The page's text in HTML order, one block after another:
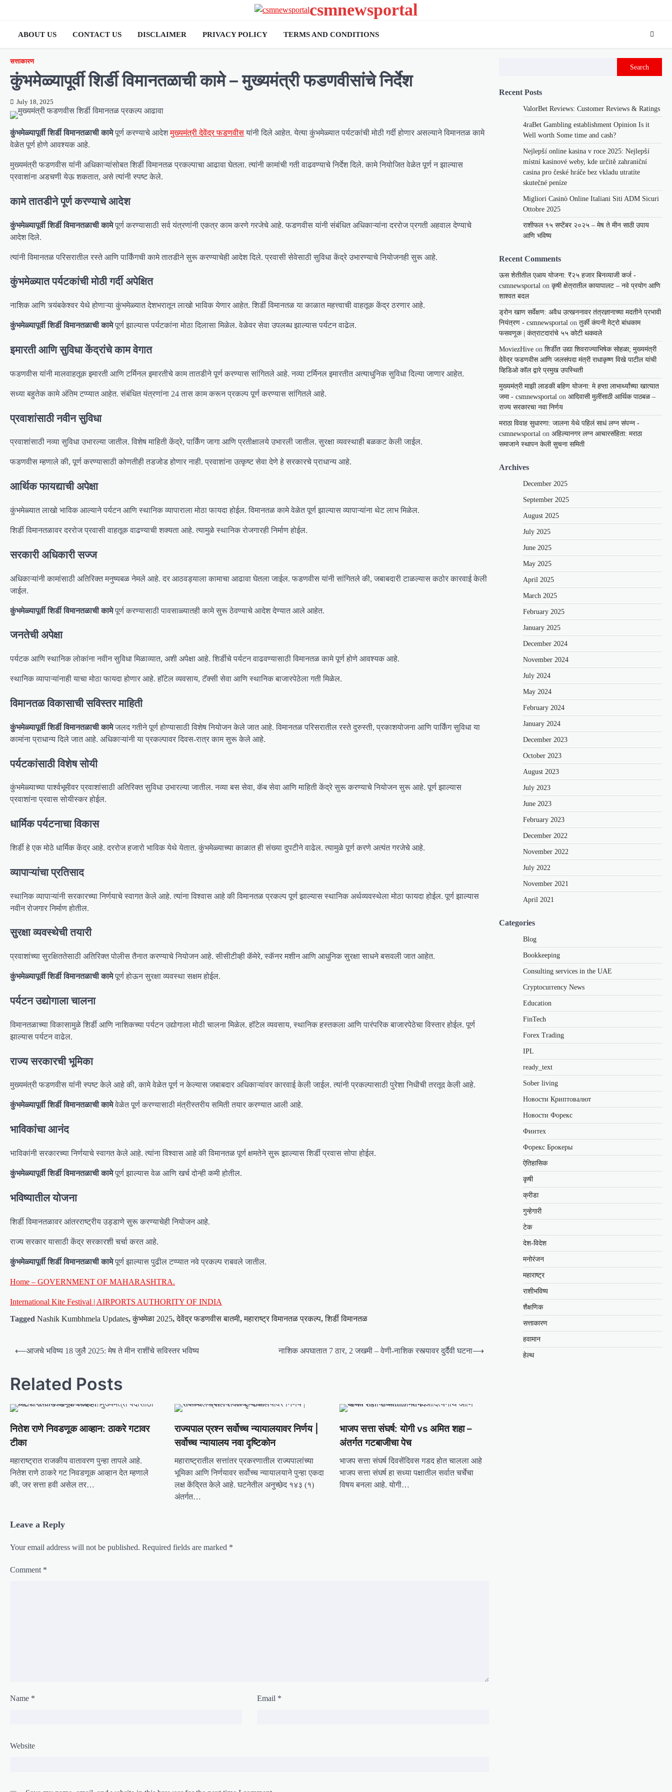
csmnewsportal
ABOUT US CONTACT US DISCLAIMER PRIVACY POLICY TERMS AND CONDITIONS
सत्ताकारण
कुंभमेळ्यापूर्वी शिर्डी विमानतळाची कामे – मुख्यमंत्री फडणवीसांचे निर्देश
July 18, 2025
कुंभमेळ्यापूर्वी शिर्डी विमानतळाची कामेपूर्ण करण्याचे आदेशमुख्यमंत्री देवेंद्र फडणवीसयांनी दिले आहेत. येत्या कुंभमेळ्यात पर्यटकांची मोठी गर्दी होणार असल्याने विमानतळ कामे
वेळेत पूर्ण होणे आवश्यक आहे.
मुख्यमंत्री फडणवीस यांनी अधिकाऱ्यांसोबत शिर्डी विमानतळ प्रकल्पाचा आढावा घेतला. त्यांनी कामांची गती वाढवण्याचे निर्देश दिले. कामे नियोजित वेळेत पूर्ण न झाल्यास
प्रवाशांना अडचणी येऊ शकतात, असे त्यांनी स्पष्ट केले.
कामे तातडीने पूर्ण करण्याचे आदेश
कुंभमेळ्यापूर्वी शिर्डी विमानतळाची कामेपूर्ण करण्यासाठी सर्व यंत्रणांनी एकत्र काम करणे गरजेचे आहे. फडणवीस यांनी संबंधित अधिकाऱ्यांना दररोज प्रगती अहवाल देण्याचे
आदेश दिले.
त्यांनी विमानतळ परिसरातील रस्ते आणि पार्किंगची कामे तातडीने सुरू करण्याचेही आदेश दिले. प्रवासी सेवेसाठी सुविधा केंद्रे उभारण्याचे नियोजनही सुरू आहे.
कुंभमेळ्यात पर्यटकांची मोठी गर्दी अपेक्षित
नाशिक आणि त्र्यंबकेश्वर येथे होणाऱ्या कुंभमेळ्यात देशभरातून लाखो भाविक येणार आहेत. शिर्डी विमानतळ या काळात महत्त्वाची वाहतूक केंद्र ठरणार आहे.
कुंभमेळ्यापूर्वी शिर्डी विमानतळाची कामेपूर्ण झाल्यास पर्यटकांना मोठा दिलासा मिळेल. वेळेवर सेवा उपलब्ध झाल्यास पर्यटन वाढेल.
इमारती आणि सुविधा केंद्रांचे काम वेगात
फडणवीस यांनी मालवाहतूक इमारती आणि टर्मिनल इमारतीचे काम तातडीने पूर्ण करण्यास सांगितले आहे. नव्या टर्मिनल इमारतीत अत्याधुनिक सुविधा दिल्या जाणार आहेत.
सध्या बहुतेक कामे अंतिम टप्प्यात आहेत. संबंधित यंत्रणांना 24 तास काम करून प्रकल्प पूर्ण करण्यास सांगितले आहे.
प्रवाशांसाठी नवीन सुविधा
प्रवाशांसाठी नव्या सुविधा उभारल्या जातील. विशेष माहिती केंद्रे, पार्किंग जागा आणि प्रतीक्षालये उभारली जातील. सुरक्षा व्यवस्थाही बळकट केली जाईल.
फडणवीस म्हणाले की, पूर्ण करण्यासाठी कोणतीही तडजोड होणार नाही. प्रवाशांना उत्कृष्ट सेवा देणे हे सरकारचे प्राधान्य आहे.
आर्थिक फायद्याची अपेक्षा
कुंभमेळ्यात लाखो भाविक आल्याने पर्यटन आणि स्थानिक व्यापाराला मोठा फायदा होईल. विमानतळ कामे वेळेत पूर्ण झाल्यास व्यापाऱ्यांना थेट लाभ मिळेल.
शिर्डी विमानतळावर दररोज प्रवासी वाहतूक वाढण्याची शक्यता आहे. त्यामुळे स्थानिक रोजगारही निर्माण होईल.
सरकारी अधिकारी सज्ज
अधिकाऱ्यांनी कामांसाठी अतिरिक्त मनुष्यबळ नेमले आहे. दर आठवड्याला कामाचा आढावा घेतला जाईल. फडणवीस यांनी सांगितले की, जबाबदारी टाळल्यास कठोर कारवाई केली
जाईल.
कुंभमेळ्यापूर्वी शिर्डी विमानतळाची कामेपूर्ण करण्यासाठी पावसाळ्यातही कामे सुरू ठेवण्याचे आदेश देण्यात आले आहेत.
जनतेची अपेक्षा
पर्यटक आणि स्थानिक लोकांना नवीन सुविधा मिळाव्यात, अशी अपेक्षा आहे. शिर्डीचे पर्यटन वाढवण्यासाठी विमानतळ कामे पूर्ण होणे आवश्यक आहे.
स्थानिक व्यापाऱ्यांनाही याचा मोठा फायदा होणार आहे. हॉटेल व्यवसाय, टॅक्सी सेवा आणि स्थानिक बाजारपेठेला गती मिळेल.
विमानतळ विकासाची सविस्तर माहिती
कुंभमेळ्यापूर्वी शिर्डी विमानतळाची कामेजलद गतीने पूर्ण होण्यासाठी विशेष नियोजन केले जात आहे. विमानतळ परिसरातील रस्ते दुरुस्ती, प्रकाशयोजना आणि पार्किंग सुविधा या
कामांना प्राधान्य दिले जात आहे. अधिकाऱ्यांनी या प्रकल्पावर दिवस-रात्र काम सुरू केले आहे.
पर्यटकांसाठी विशेष सोयी
कुंभमेळ्याच्या पार्श्वभूमीवर प्रवाशांसाठी अतिरिक्त सुविधा उभारल्या जातील. नव्या बस सेवा, कॅब सेवा आणि माहिती केंद्रे सुरू करण्याचे नियोजन सुरू आहे. पूर्ण झाल्यास
प्रवाशांना प्रवास सोयीस्कर होईल.
धार्मिक पर्यटनाचा विकास
शिर्डी हे एक मोठे धार्मिक केंद्र आहे. दररोज हजारो भाविक येथे येतात. कुंभमेळ्याच्या काळात ही संख्या दुपटीने वाढेल. त्यामुळे पूर्ण करणे अत्यंत गरजेचे आहे.
व्यापाऱ्यांचा प्रतिसाद
स्थानिक व्यापाऱ्यांनी सरकारच्या निर्णयाचे स्वागत केले आहे. त्यांना विश्वास आहे की विमानतळ प्रकल्प पूर्ण झाल्यास स्थानिक अर्थव्यवस्थेला मोठा फायदा होईल. पूर्ण झाल्यास
नवीन रोजगार निर्माण होतील.
सुरक्षा व्यवस्थेची तयारी
प्रवाशांच्या सुरक्षिततेसाठी अतिरिक्त पोलीस तैनात करण्याचे नियोजन आहे. सीसीटीव्ही कॅमेरे, स्कॅनर मशीन आणि आधुनिक सुरक्षा साधने बसवली जात आहेत.
कुंभमेळ्यापूर्वी शिर्डी विमानतळाची कामेपूर्ण होऊन सुरक्षा व्यवस्था सक्षम होईल.
पर्यटन उद्योगाला चालना
विमानतळाच्या विकासामुळे शिर्डी आणि नाशिकच्या पर्यटन उद्योगाला मोठी चालना मिळेल. हॉटेल व्यवसाय, स्थानिक हस्तकला आणि पारंपरिक बाजारपेठेचा विस्तार होईल. पूर्ण
झाल्यास पर्यटन वाढेल.
राज्य सरकारची भूमिका
मुख्यमंत्री फडणवीस यांनी स्पष्ट केले आहे की, कामे वेळेत पूर्ण न केल्यास जबाबदार अधिकाऱ्यांवर कारवाई केली जाईल. त्यांनी प्रकल्पासाठी पुरेशा निधीची तरतूद केली आहे.
कुंभमेळ्यापूर्वी शिर्डी विमानतळाची कामेवेळेत पूर्ण करण्यासाठी मंत्रीस्तरीय समिती तयार करण्यात आली आहे.
भाविकांचा आनंद
भाविकांनी सरकारच्या निर्णयाचे स्वागत केले आहे. त्यांना विश्वास आहे की विमानतळ पूर्ण क्षमतेने सुरू झाल्यास शिर्डी प्रवास सोपा होईल.
कुंभमेळ्यापूर्वी शिर्डी विमानतळाची कामेपूर्ण झाल्यास वेळ आणि खर्च दोन्ही कमी होतील.
भविष्यातील योजना
शिर्डी विमानतळावर आंतरराष्ट्रीय उड्डाणे सुरू करण्याचेही नियोजन आहे.
राज्य सरकार यासाठी केंद्र सरकारशी चर्चा करत आहे.
कुंभमेळ्यापूर्वी शिर्डी विमानतळाची कामेपूर्ण झाल्यास पुढील टप्प्यात नवे प्रकल्प राबवले जातील.
Home – GOVERNMENT OF MAHARASHTRA.
International Kite Festival | AIRPORTS AUTHORITY OF INDIA
Tagged Nashik Kumbhmela Updates,कुंभमेळा 2025,देवेंद्र फडणवीस बातमी,महाराष्ट्र विमानतळ प्रकल्प,शिर्डी विमानतळ
s
t
n
a
v
g
a
n
⟵आजचे भविष्य 18 जुलै 2025: मेष ते मीन राशींचे सविस्तर भविष्य नाशिक अपघातात 7 ठार, 2 जखमी – वेणी-नाशिक रस्त्यावर दुर्दैवी घटना⟶
Related Posts
नितेश राणे निवडणूक आव्हान: ठाकरे गटावर
टीका
महाराष्ट्रात राजकीय वातावरण पुन्हा तापले आहे.
नितेश राणे ठाकरे गट निवडणूक आव्हान देत म्हणाले
की, जर सत्ता हवी असेल तर…
राज्यपाल प्रश्न सर्वोच्च न्यायालयावर निर्णय |
सर्वोच्च न्यायालय नवा दृष्टिकोन
महाराष्ट्रातील सत्तांतर प्रकरणातील राज्यपालांच्या
भूमिका आणि निर्णयावर सर्वोच्च न्यायालयाने पुन्हा एकदा
लक्ष केंद्रित केले आहे. घटनेतील अनुच्छेद १४३ (१)
अंतर्गत…
भाजप सत्ता संघर्ष: योगी vs अमित शहा –
अंतर्गत गटबाजीचा पेच
भाजप सत्ता संघर्ष दिवसेंदिवस गडद होत चालला आहे
भाजप सत्ता संघर्ष हा सध्या पक्षातील सर्वात चर्चेचा
विषय बनला आहे. योगी…
Leave a Reply
Your email address will not be published. Required fields are marked *
Comment *
Name * Email *
Website
Search
Recent Posts
ValorBet Reviews: Customer Reviews & Ratings
4raBet Gambling establishment Opinion Is it
Well worth Some time and cash?
Nejlepší online kasina v roce 2025: Nejlepší
místní kasinové weby, kde určitě zahraniční
casina pro české hráče bez vkladu utratíte
skutečné peníze
Migliori Casinò Online Italiani Siti ADM Sicuri
Ottobre 2025
राशीफल १५ सप्टेंबर २०२५ – मेष ते मीन साठी उपाय
आणि भविष्य
Recent Comments
ऊस शेतीतील एआय योजना: ₹२५ हजार बिनव्याजी कर्ज -
csmnewsportal on कृषी क्षेत्रातील कायापालट – नवे प्रयोग आणि
शाश्वत बदल
ड्रोन खाण सर्वेक्षण: अवैध उत्खननावर तंत्रज्ञानाच्या मदतीने प्रभावी
नियंत्रण - csmnewsportal on तुर्की कंपनी मेट्रो बांधकाम
फसवणूक | कंत्राटदारांचे ५५ कोटी थकवले
MoviezHive on शिर्डीत उद्या शिवराज्याभिषेक सोहळा; मुख्यमंत्री
देवेंद्र फडणवीस आणि जलसंपदा मंत्री राधाकृष्ण विखे पाटील यांची
व्हिडिओ कॉल द्वारे प्रमुख उपस्थिती
मुख्यमंत्री माझी लाडकी बहिण योजना: मे हप्ता लाभार्थ्यांच्या खात्यात
जमा - csmnewsportal on आदिवासी मुलींसाठी आर्थिक पाठबळ –
राज्य सरकारचा नवा निर्णय
मराठा विवाह सुधारणा: जालना येथे पहिलं साधं लग्न संपन्न -
csmnewsportal on अहिल्यानगर लग्न आचारसंहिता: मराठा
समाजाने स्थापन केली सुचना समिती
Archives
December 2025
September 2025
August 2025
July 2025
June 2025
May 2025
April 2025
March 2025
February 2025
January 2025
December 2024
November 2024
July 2024
May 2024
February 2024
January 2024
December 2023
October 2023
August 2023
July 2023
June 2023
February 2023
December 2022
November 2022
July 2022
November 2021
April 2021
Categories
Blog
Bookkeeping
Consulting services in the UAE
Cryptocurrency News
Education
FinTech
Forex Trading
IPL
ready_text
Sober living
Новости Криптовалют
Новости Форекс
Финтех
Форекс Брокеры
ऐतिहासिक
कृषी
क्रीडा
गुन्हेगारी
टेक
देश-विदेश
मनोरंजन
महाराष्ट्र
राशीभविष्य
शैक्षणिक
सत्ताकारण
हवामान
हेल्थ